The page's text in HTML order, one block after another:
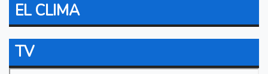
EL CLIMA
TV